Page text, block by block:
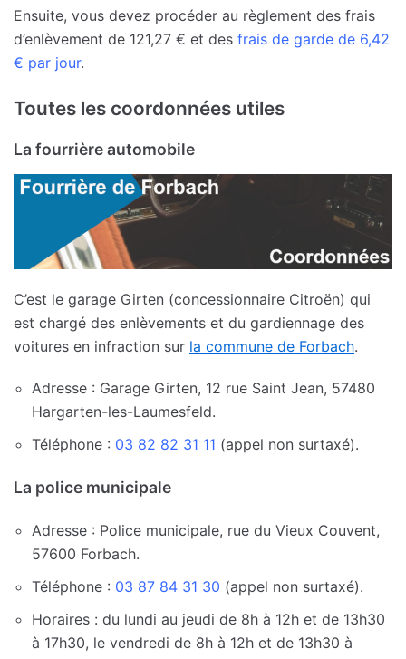
Ensuite, vous devez procéder au règlement des frais
d’enlèvement de 121,27 € et des frais de garde de 6,42
€ par jour.
Toutes les coordonnées utiles
La fourrière automobile
C’est le garage Girten (concessionnaire Citroën) qui
est chargé des enlèvements et du gardiennage des
voitures en infraction sur la commune de Forbach.
Adresse : Garage Girten, 12 rue Saint Jean, 57480
Hargarten-les-Laumesfeld.
Téléphone : 03 82 82 31 11 (appel non surtaxé).
La police municipale
Adresse : Police municipale, rue du Vieux Couvent,
57600 Forbach.
Téléphone : 03 87 84 31 30 (appel non surtaxé).
Horaires : du lundi au jeudi de 8h à 12h et de 13h30
à 17h30, le vendredi de 8h à 12h et de 13h30 à